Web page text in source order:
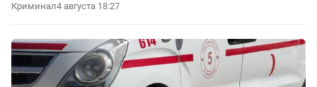
Криминал4 августа 18:27